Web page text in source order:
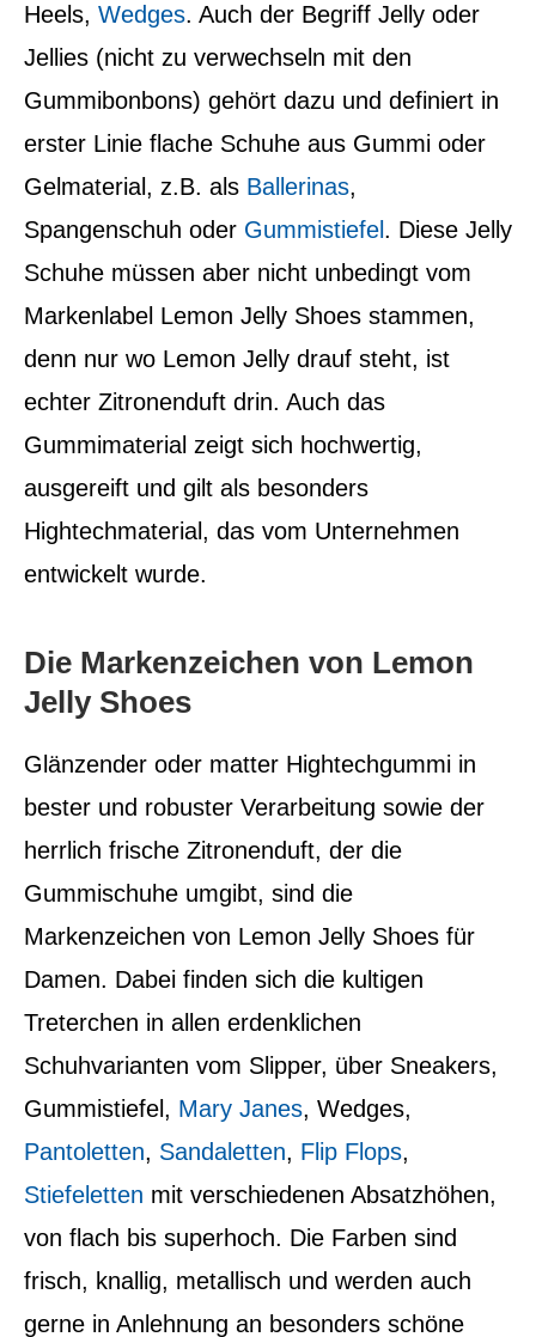
Heels, Wedges. Auch der Begriff Jelly oder
Jellies (nicht zu verwechseln mit den
Gummibonbons) gehört dazu und definiert in
erster Linie flache Schuhe aus Gummi oder
Gelmaterial, z.B. als Ballerinas,
Spangenschuh oder Gummistiefel . Diese Jelly
Schuhe müssen aber nicht unbedingt vom
Markenlabel Lemon Jelly Shoes stammen,
denn nur wo Lemon Jelly drauf steht, ist
echter Zitronenduft drin. Auch das
Gummimaterial zeigt sich hochwertig,
ausgereift und gilt als besonders
Hightechmaterial, das vom Unternehmen
entwickelt wurde.
Die Markenzeichen von Lemon
Jelly Shoes
Glänzender oder matter Hightechgummi in
bester und robuster Verarbeitung sowie der
herrlich frische Zitronenduft, der die
Gummischuhe umgibt, sind die
Markenzeichen von Lemon Jelly Shoes für
Damen. Dabei finden sich die kultigen
Treterchen in allen erdenklichen
Schuhvarianten vom Slipper, über Sneakers,
Gummistiefel, Mary Janes, Wedges,
Pantoletten, Sandaletten, Flip Flops,
Stiefeletten mit verschiedenen Absatzhöhen,
von flach bis superhoch. Die Farben sind
frisch, knallig, metallisch und werden auch
gerne in Anlehnung an besonders schöne